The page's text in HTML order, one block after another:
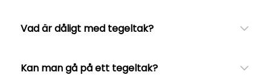
Vad är dåligt med tegeltak?
Kan man gå på ett tegeltak?